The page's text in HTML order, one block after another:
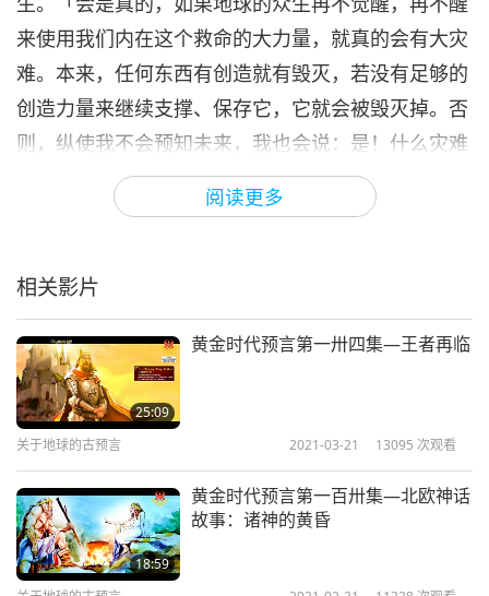
阅读更多
来使用我们内在这个救命的大力量，就真的会有大灾
难。本来，任何东西有创造就有毁灭，若没有足够的
创造力量来继续支撑、保存它，它就会被毁灭掉。否
则，纵使我不会预知未来，我也会说：是！什么灾难
都有可能，如果世界继续堕落下去，不再适合我们居
住，那上帝会把它拆掉，再造一个新的。」
相关影片
25:09
黄金时代预言第一卅四集—王者再临
关于地球的古预言 2021-03-21 13095 次观看
18:59
黄金时代预言第一百卅集—北欧神话
故事：诸神的黄昏